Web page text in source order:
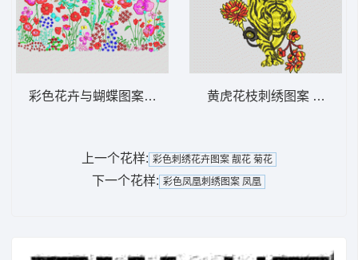
彩色花卉与蝴蝶图案 靓花 黄虎花枝刺绣图案 老虎
上一个花样: 彩色刺绣花卉图案 靓花 菊花
下一个花样: 彩色凤凰刺绣图案 凤凰